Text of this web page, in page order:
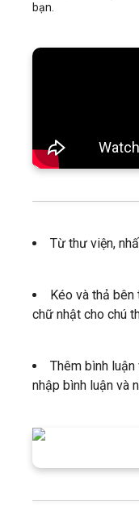
bạn.
Từ thư viện,
Kéo và thả bên
chữ nhật cho chú
Thêm bình
nhập bình luận và